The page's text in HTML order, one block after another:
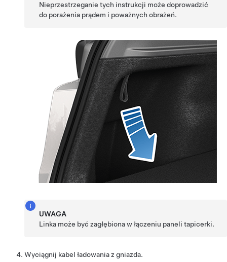
Nieprzestrzeganie tych instrukcji może doprowadzić
do porażenia prądem i poważnych obrażeń.
UWAGA
Linka może być zagłębiona w łączeniu paneli tapicerki.
Wyciągnij kabel ładowania z gniazda.